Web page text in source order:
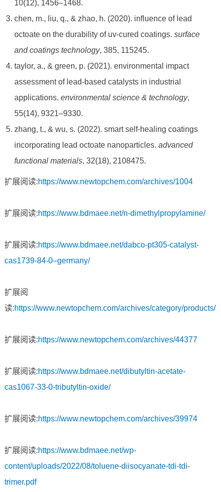
10(12), 1456–1468.
chen, m., liu, q., & zhao, h. (2020). influence of lead
octoate on the durability of uv-cured coatings. surface
and coatings technology, 385, 115245.
taylor, a., & green, p. (2021). environmental impact
assessment of lead-based catalysts in industrial
applications. environmental science & technology,
55(14), 9321–9330.
zhang, t., & wu, s. (2022). smart self-healing coatings
incorporating lead octoate nanoparticles. advanced
functional materials, 32(18), 2108475.
扩展阅读:https://www.newtopchem.com/archives/1004
扩展阅读:https://www.bdmaee.net/n-dimethylpropylamine/
扩展阅读:https://www.bdmaee.net/dabco-pt305-catalyst-
cas1739-84-0–germany/
扩展阅
读:https://www.newtopchem.com/archives/category/products/
扩展阅读:https://www.newtopchem.com/archives/44377
扩展阅读:https://www.bdmaee.net/dibutyltin-acetate-
cas1067-33-0-tributyltin-oxide/
扩展阅读:https://www.newtopchem.com/archives/39974
扩展阅读:https://www.bdmaee.net/wp-
content/uploads/2022/08/toluene-diisocyanate-tdi-tdi-
trimer.pdf